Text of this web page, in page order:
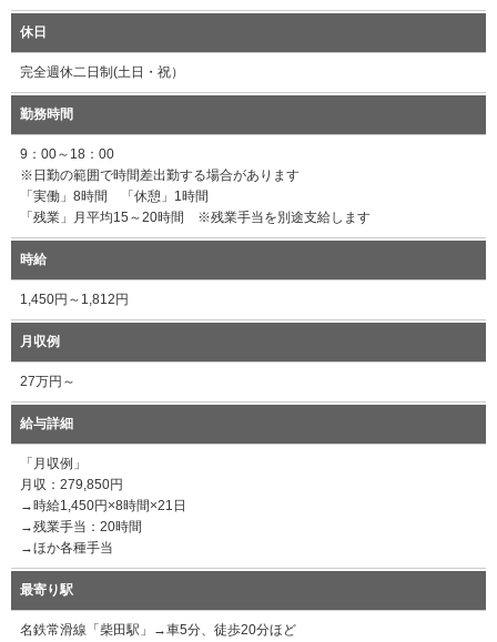
休日
完全週休二日制(土日・祝）
勤務時間
9：00～18：00
※日勤の範囲で時間差出勤する場合があります
「実働」8時間 「休憩」1時間
「残業」月平均15～20時間 ※残業手当を別途支給します
時給
1,450円～1,812円
月収例
27万円～
給与詳細
「月収例」
月収：279,850円
→時給1,450円×8時間×21日
→残業手当：20時間
→ほか各種手当
最寄り駅
名鉄常滑線「柴田駅」→車5分、徒歩20分ほど